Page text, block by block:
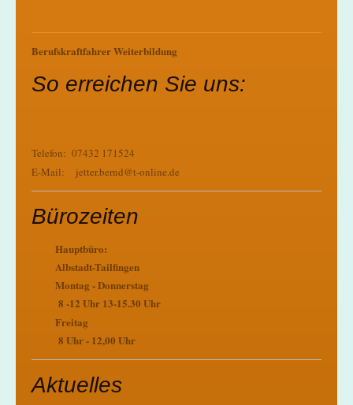
Berufskraftfahrer Weiterbildung
So erreichen Sie uns:
Telefon: 07432 171524
E-Mail: jetter.bernd@t-online.de
Bürozeiten
Hauptbüro:
Albstadt-Tailfingen
Montag - Donnerstag
8 -12 Uhr 13-15.30 Uhr
Freitag
8 Uhr - 12,00 Uhr
Aktuelles